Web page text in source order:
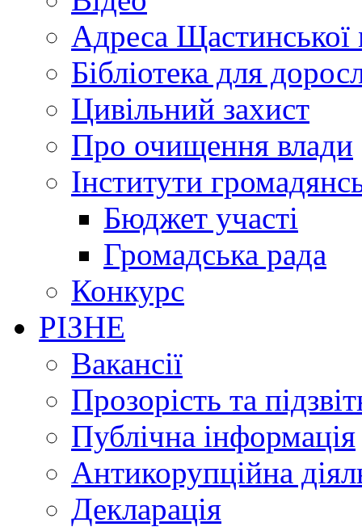
Адреса Щастинської
Бібліотека для
Цивільний захист
Про очищення влади
Інститути
Бюджет участі
Громадська рада
Конкурс
РІЗНЕ
Вакансії
Прозорість та
Публічна інформація
Антикорупційна
Декларація